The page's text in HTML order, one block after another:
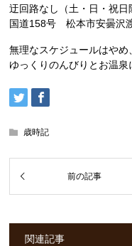
迂回路なし（土・日・祝日
国道158号 松本市安曇沢
無理なスケジュールはやめ
ゆっくりのんびりとお温泉
歳時記
関連記事